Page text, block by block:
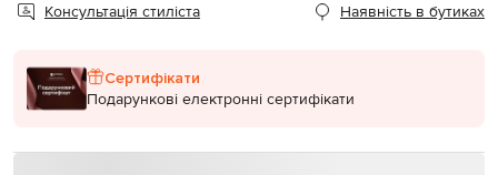
Консультація стиліста Наявність в бутиках
Сертифікати
Подарункові електронні сертифікати